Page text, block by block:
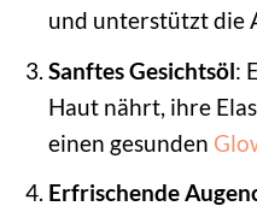
und unterstützt die
Sanftes Gesichtsöl:
Haut nährt, ihre
einen gesunden
Erfrischende